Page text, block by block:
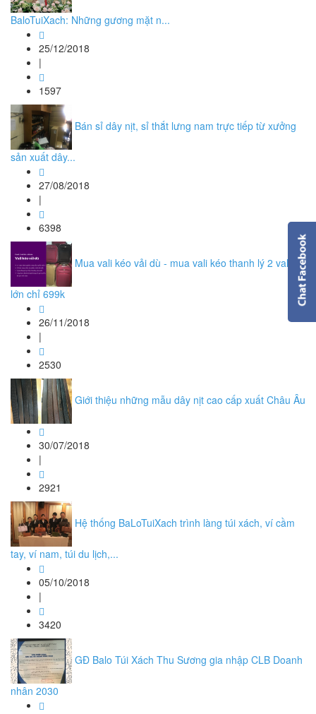
BaloTuiXach: Những gương mặt n...
25/12/2018
|
1597
Bán sỉ dây nịt, sỉ thắt lưng nam trực tiếp từ xưởng
sản xuất dây...
27/08/2018
|
6398
Mua vali kéo vải dù - mua vali kéo thanh lý 2 vali
lớn chỉ 699k
26/11/2018
|
2530
Giới thiệu những mẫu dây nịt cao cấp xuất Châu Âu
30/07/2018
|
2921
Hệ thống BaLoTuiXach trình làng túi xách, ví cầm
tay, ví nam, túi du lịch,...
05/10/2018
|
3420
GĐ Balo Túi Xách Thu Sương gia nhập CLB Doanh
nhân 2030